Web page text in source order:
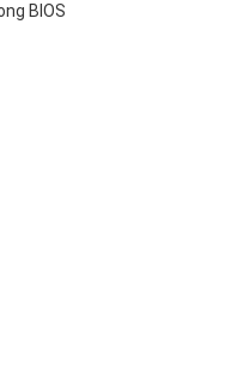
BIOS